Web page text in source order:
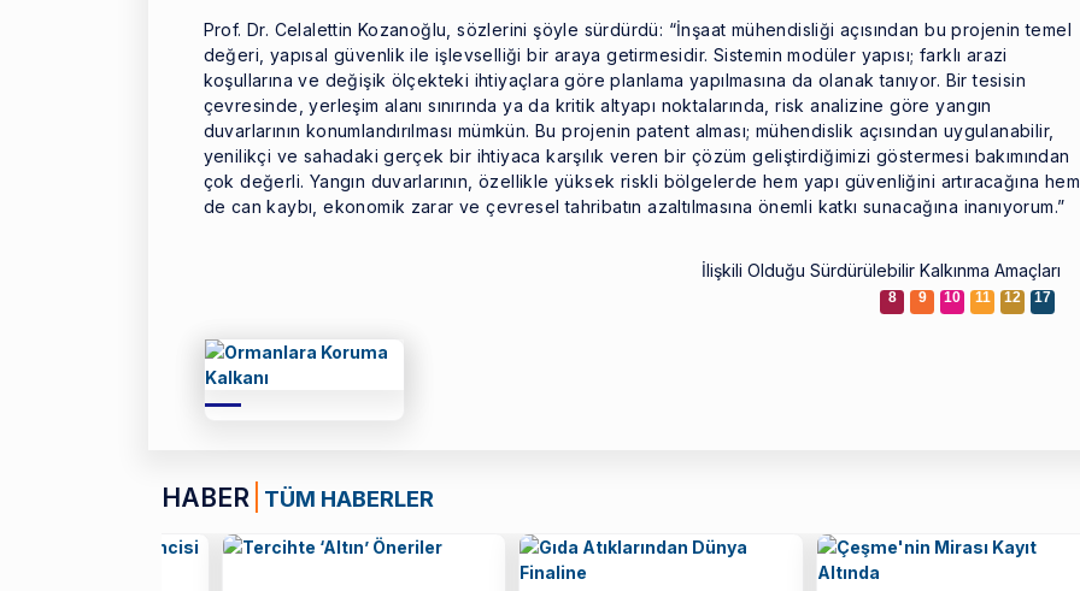
Prof. Dr. Celalettin Kozanoğlu, sözlerini şöyle sürdürdü: “İnşaat mühendisliği açısından bu projenin temel
değeri, yapısal güvenlik ile işlevselliği bir araya getirmesidir. Sistemin modüler yapısı; farklı arazi
koşullarına ve değişik ölçekteki ihtiyaçlara göre planlama yapılmasına da olanak tanıyor. Bir tesisin
çevresinde, yerleşim alanı sınırında ya da kritik altyapı noktalarında, risk analizine göre yangın
duvarlarının konumlandırılması mümkün. Bu projenin patent alması; mühendislik açısından uygulanabilir,
yenilikçi ve sahadaki gerçek bir ihtiyaca karşılık veren bir çözüm geliştirdiğimizi göstermesi bakımından
çok değerli. Yangın duvarlarının, özellikle yüksek riskli bölgelerde hem yapı güvenliğini artıracağına hem
de can kaybı, ekonomik zarar ve çevresel tahribatın azaltılmasına önemli katkı sunacağına inanıyorum.”
İlişkili Olduğu Sürdürülebilir Kalkınma Amaçları
8 9 10 11 12 17
HABER TÜM HABERLER